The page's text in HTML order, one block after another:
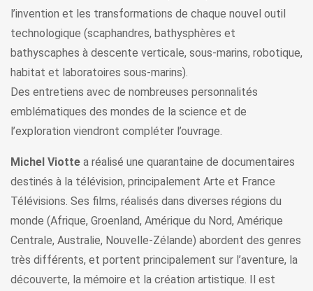
l’invention et les transformations de chaque nouvel outil
technologique (scaphandres, bathysphères et
bathyscaphes à descente verticale, sous-marins, robotique,
habitat et laboratoires sous-marins).
Des entretiens avec de nombreuses personnalités
emblématiques des mondes de la science et de
l’exploration viendront compléter l’ouvrage.
Michel Viotte a réalisé une quarantaine de documentaires
destinés à la télévision, principalement Arte et France
Télévisions. Ses films, réalisés dans diverses régions du
monde (Afrique, Groenland, Amérique du Nord, Amérique
Centrale, Australie, Nouvelle-Zélande) abordent des genres
très différents, et portent principalement sur l’aventure, la
découverte, la mémoire et la création artistique. Il est